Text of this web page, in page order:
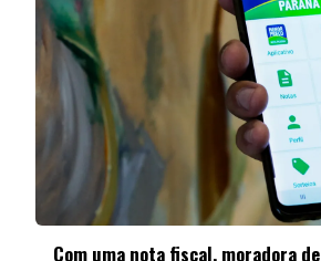
Com uma nota fiscal, moradora